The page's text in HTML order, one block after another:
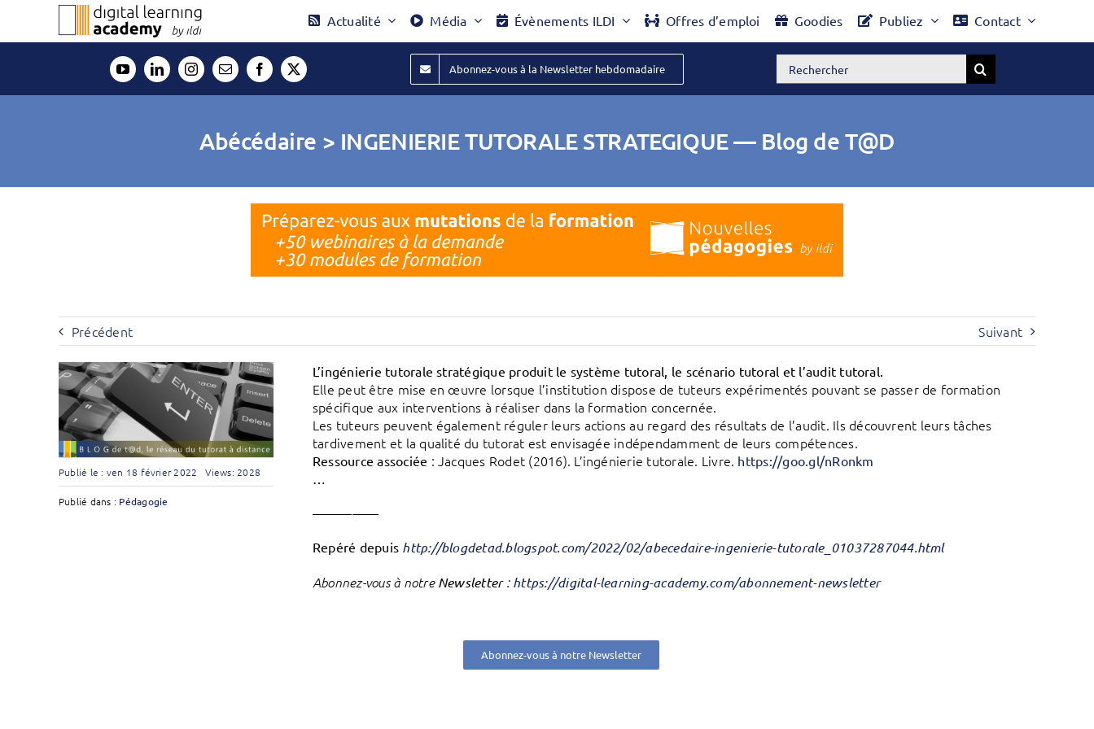
contenu
Actualité Média Évènements ILDI Offres d’emploi Goodies Publiez Contact
Abonnez-vous à la Newsletter hebdomadaire Rechercher:
Abécédaire > INGENIERIE TUTORALE STRATEGIQUE — Blog de T@D
Précédent Suivant
Publié le : ven 18 février 2022 Views: 2028
Publié dans : Pédagogie
L’ingénierie tutorale stratégique produit le système tutoral, le scénario tutoral et l’audit tutoral.
Elle peut être mise en œuvre lorsque l’institution dispose de tuteurs expérimentés pouvant se passer de formation
spécifique aux interventions à réaliser dans la formation concernée.
Les tuteurs peuvent également réguler leurs actions au regard des résultats de l’audit. Ils découvrent leurs tâches
tardivement et la qualité du tutorat est envisagée indépendamment de leurs compétences.
Ressource associée : Jacques Rodet (2016). L’ingénierie tutorale. Livre. https://goo.gl/nRonkm
…
—————
Repéré depuis http://blogdetad.blogspot.com/2022/02/abecedaire-ingenierie-tutorale_01037287044.html
Abonnez-vous à notre Newsletter: https://digital-learning-academy.com/abonnement-newsletter
Abonnez-vous à notre Newsletter